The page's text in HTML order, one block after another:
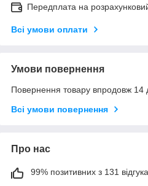
Передплата на
Всі умови оплати
Умови повернення
Повернення товару впродовж 14
Всі умови повернення
Про нас
99% позитивних з 131